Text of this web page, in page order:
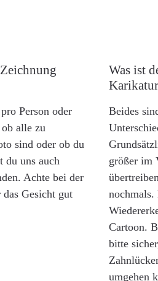
Person oder
alle zu
sind oder ob du
du uns auch
Achte bei der
Gesicht gut
Was ist
Beides
größer im
Cartoon.
bitte
umgehen